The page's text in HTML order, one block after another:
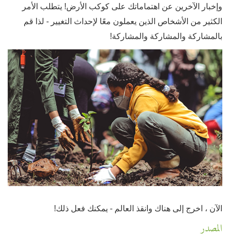
وإخبار الآخرين عن اهتماماتك على كوكب الأرض! يتطلب الأمر
الكثير من الأشخاص الذين يعملون معًا لإحداث التغيير - لذا قم
بالمشاركة والمشاركة والمشاركة!
الآن ، اخرج إلى هناك وانقذ العالم - يمكنك فعل ذلك!
المصدر